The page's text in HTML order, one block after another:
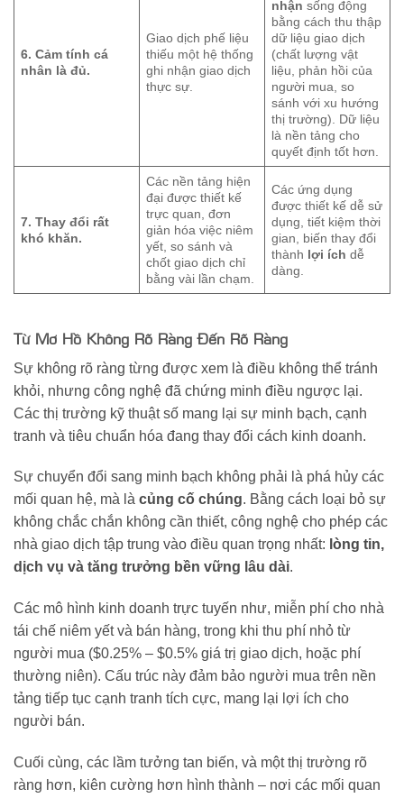
6. Cảm tính cá
nhân là đủ.
Giao dịch phế liệu
thiếu một hệ thống
ghi nhận giao dịch
thực sự.
nhận sống động
bằng cách thu thập
dữ liệu giao dịch
(chất lượng vật
liệu, phản hồi của
người mua, so
sánh với xu hướng
thị trường). Dữ liệu
là nền tảng cho
quyết định tốt hơn.
7. Thay đổi rất
khó khăn.
Các nền tảng hiện
đại được thiết kế
trực quan, đơn
giản hóa việc niêm
yết, so sánh và
chốt giao dịch chỉ
bằng vài lần chạm.
Các ứng dụng
được thiết kế dễ sử
dụng, tiết kiệm thời
gian, biến thay đổi
thành lợi ích dễ
dàng.
Từ Mơ Hồ Không Rõ Ràng Đến Rõ Ràng
Sự không rõ ràng từng được xem là điều không thể tránh
khỏi, nhưng công nghệ đã chứng minh điều ngược lại.
Các thị trường kỹ thuật số mang lại sự minh bạch, cạnh
tranh và tiêu chuẩn hóa đang thay đổi cách kinh doanh.
Sự chuyển đổi sang minh bạch không phải là phá hủy các
mối quan hệ, mà là củng cố chúng. Bằng cách loại bỏ sự
không chắc chắn không cần thiết, công nghệ cho phép các
nhà giao dịch tập trung vào điều quan trọng nhất: lòng tin,
dịch vụ và tăng trưởng bền vững lâu dài.
Các mô hình kinh doanh trực tuyến như, miễn phí cho nhà
tái chế niêm yết và bán hàng, trong khi thu phí nhỏ từ
người mua ($0.25% – $0.5% giá trị giao dịch, hoặc phí
thường niên). Cấu trúc này đảm bảo người mua trên nền
tảng tiếp tục cạnh tranh tích cực, mang lại lợi ích cho
người bán.
Cuối cùng, các lầm tưởng tan biến, và một thị trường rõ
ràng hơn, kiên cường hơn hình thành – nơi các mối quan